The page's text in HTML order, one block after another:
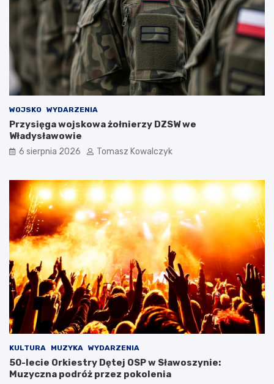
WOJSKO WYDARZENIA
Przysięga wojskowa żołnierzy DZSW we
Władysławowie
6 sierpnia 2026 Tomasz Kowalczyk
KULTURA MUZYKA WYDARZENIA
50-lecie Orkiestry Dętej OSP w Sławoszynie:
Muzyczna podróż przez pokolenia